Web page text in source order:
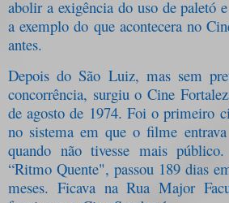
abolir a exigência do uso de paletó
a exemplo do que acontecera no
antes.
Depois do São Luiz, mas sem
concorrência, surgiu o Cine
de agosto de 1974. Foi o primeiro
no sistema em que o filme
quando não tivesse mais
“Ritmo Quente", passou 189 dias
meses. Ficava na Rua Major